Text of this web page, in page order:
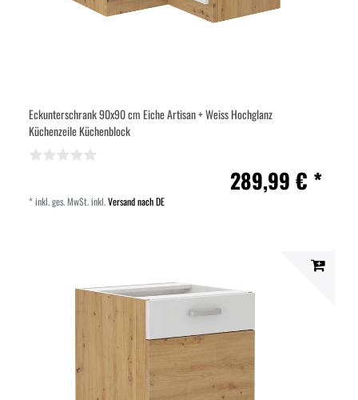
Eckunterschrank 90x90 cm Eiche Artisan + Weiss Hochglanz
Küchenzeile Küchenblock
289,99 € *
*inkl. ges. MwSt.inkl.Versand nach DE